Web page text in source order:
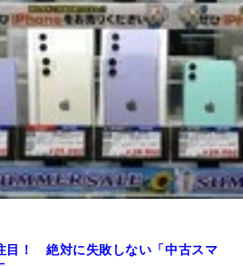
目！ 絶対に失敗しない「中古スマ